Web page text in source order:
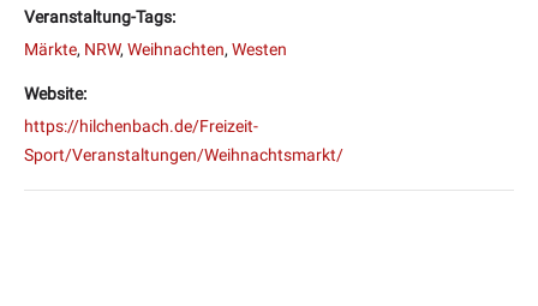
Veranstaltung-Tags:
Märkte, NRW, Weihnachten, Westen
Website:
https://hilchenbach.de/Freizeit-
Sport/Veranstaltungen/Weihnachtsmarkt/